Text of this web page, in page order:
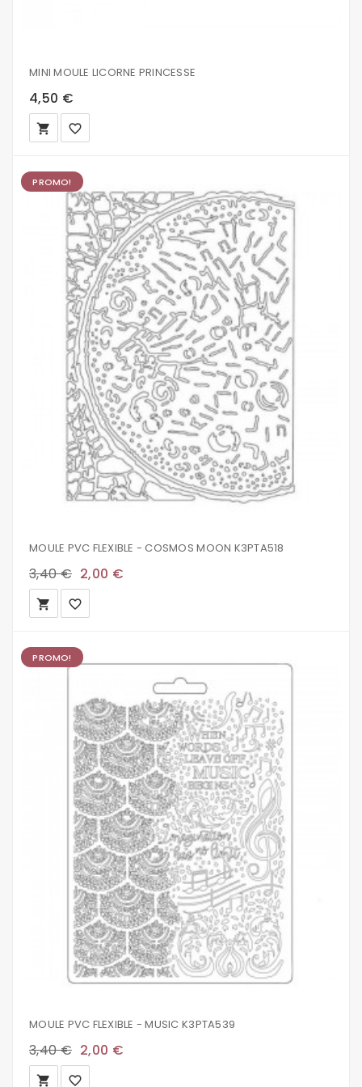
MINI MOULE LICORNE PRINCESSE
4,50 €
local_grocery_store favorite_border
PROMO!
MOULE PVC FLEXIBLE - COSMOS MOON K3PTA518
3,40 € 2,00 €
local_grocery_store favorite_border
PROMO!
MOULE PVC FLEXIBLE - MUSIC K3PTA539
3,40 € 2,00 €
local_grocery_store favorite_border